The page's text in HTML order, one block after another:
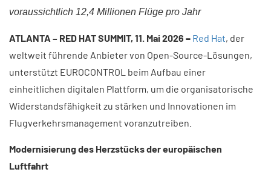
voraussichtlich 12,4 Millionen Flüge pro Jahr
ATLANTA – RED HAT SUMMIT, 11. Mai 2026 – Red Hat, der
weltweit führende Anbieter von Open-Source-Lösungen,
unterstützt EUROCONTROL beim Aufbau einer
einheitlichen digitalen Plattform, um die organisatorische
Widerstandsfähigkeit zu stärken und Innovationen im
Flugverkehrsmanagement voranzutreiben.
Modernisierung des Herzstücks der europäischen
Luftfahrt